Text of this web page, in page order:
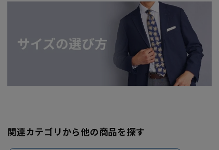
関連カテゴリから他の商品を探す